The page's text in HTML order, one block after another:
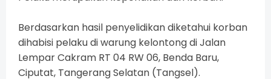
Berdasarkan hasil penyelidikan diketahui korban
dihabisi pelaku di warung kelontong di Jalan
Lempar Cakram RT 04 RW 06, Benda Baru,
Ciputat, Tangerang Selatan (Tangsel).